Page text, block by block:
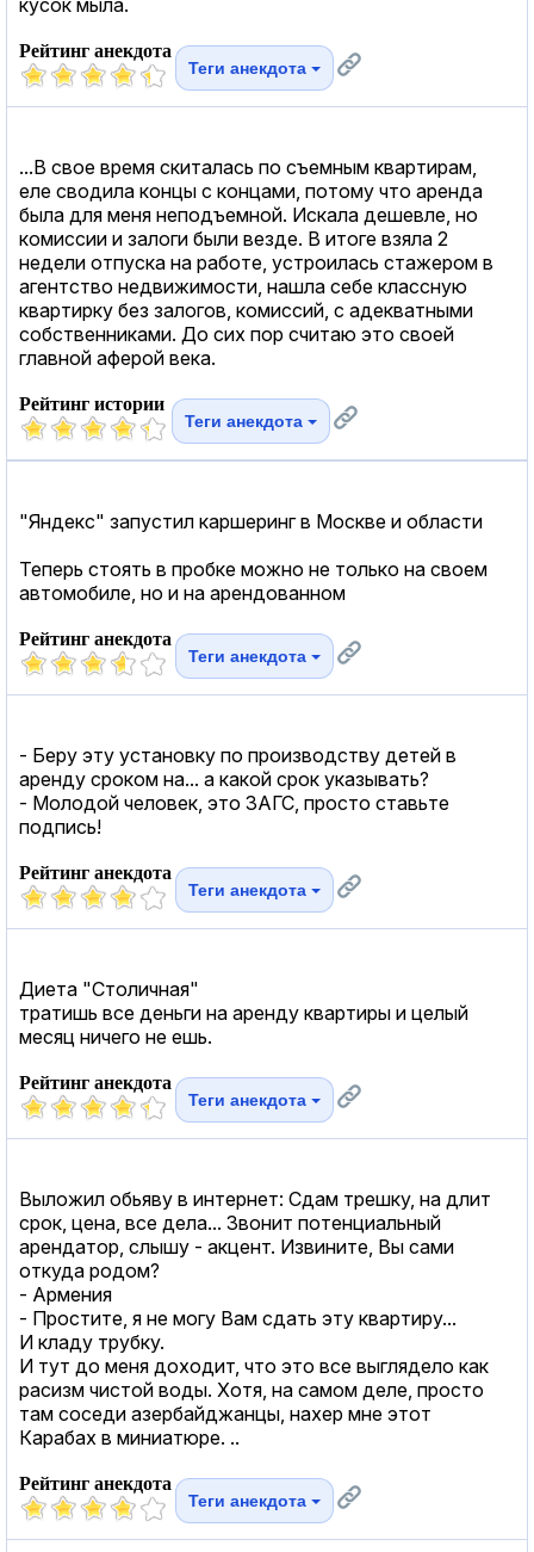
Рейтинг анекдота
Теги анекдота
...В свое время скиталась по съемным квартирам,
еле сводила концы с концами, потому что аренда
была для меня неподъемной. Искала дешевле, но
комиссии и залоги были везде. В итоге взяла 2
недели отпуска на работе, устроилась стажером в
агентство недвижимости, нашла себе классную
квартирку без залогов, комиссий, с адекватными
собственниками. До сих пор считаю это своей
главной аферой века.
Рейтинг истории
Теги анекдота
"Яндекс" запустил каршеринг в Москве и области
Теперь стоять в пробке можно не только на своем
автомобиле, но и на арендованном
Рейтинг анекдота
Теги анекдота
- Беру эту установку по производству детей в
аренду сроком на... а какой срок указывать?
- Молодой человек, это ЗАГС, просто ставьте
подпись!
Рейтинг анекдота
Теги анекдота
Диета "Столичная"
тратишь все деньги на аренду квартиры и целый
месяц ничего не ешь.
Рейтинг анекдота
Теги анекдота
Выложил обьяву в интернет: Сдам трешку, на длит
срок, цена, все дела... Звонит потенциальный
арендатор, слышу - акцент. Извините, Вы сами
откуда родом?
- Армения
- Простите, я не могу Вам сдать эту квартиру...
И кладу трубку.
И тут до меня доходит, что это все выглядело как
расизм чистой воды. Хотя, на самом деле, просто
там соседи азербайджанцы, нахер мне этот
Карабах в миниатюре. ..
Рейтинг анекдота
Теги анекдота